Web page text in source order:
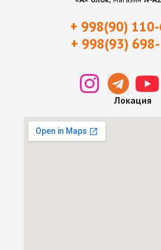
+ 998(90)
+ 998(93)
Локация